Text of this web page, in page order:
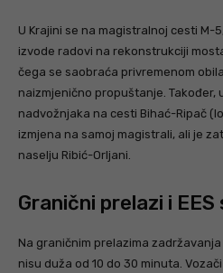
U Krajini se na magistralnoj cesti M-
izvode radovi na rekonstrukciji
čega se saobraća privremenom
naizmjenično propuštanje. Također,
nadvožnjaka na cesti Bihać-Ripač
izmjena na samoj magistrali, ali je
naselju Ribić-Orljani.
Granični prelazi i
Na graničnim prelazima
nisu duža od 10 do 30 minuta.